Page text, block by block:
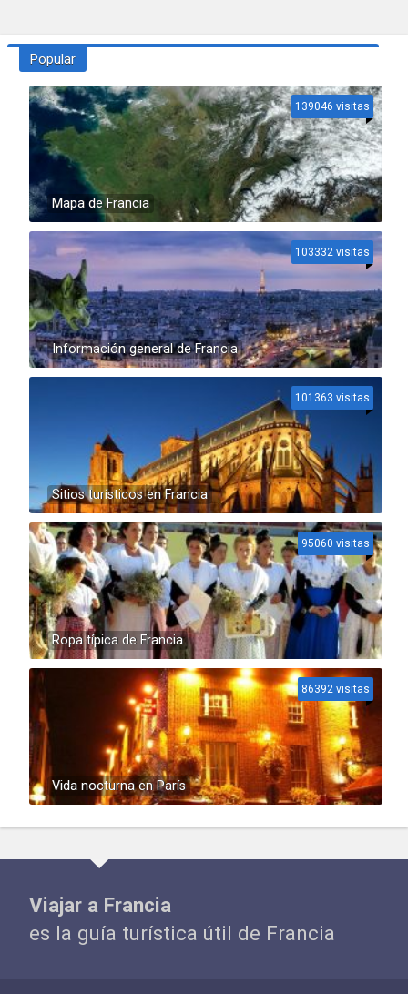
Popular
Mapa de Francia
139046 visitas
Información general de Francia
103332 visitas
Sitios turísticos en Francia
101363 visitas
Ropa típica de Francia
95060 visitas
Vida nocturna en París
86392 visitas
Viajar a Francia
es la guía turística útil de Francia